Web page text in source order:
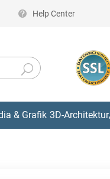
Help Center
& Grafik 3D-